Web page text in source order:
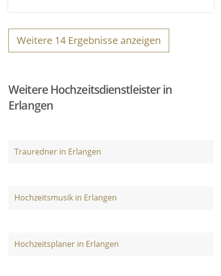
Weitere 14 Ergebnisse anzeigen
Weitere Hochzeitsdienstleister in
Erlangen
Trauredner in Erlangen
Hochzeitsmusik in Erlangen
Hochzeitsplaner in Erlangen